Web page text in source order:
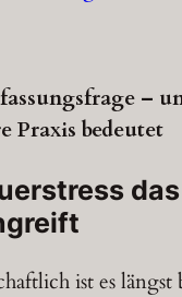
–
Praxis bedeutet
das
ist es längst